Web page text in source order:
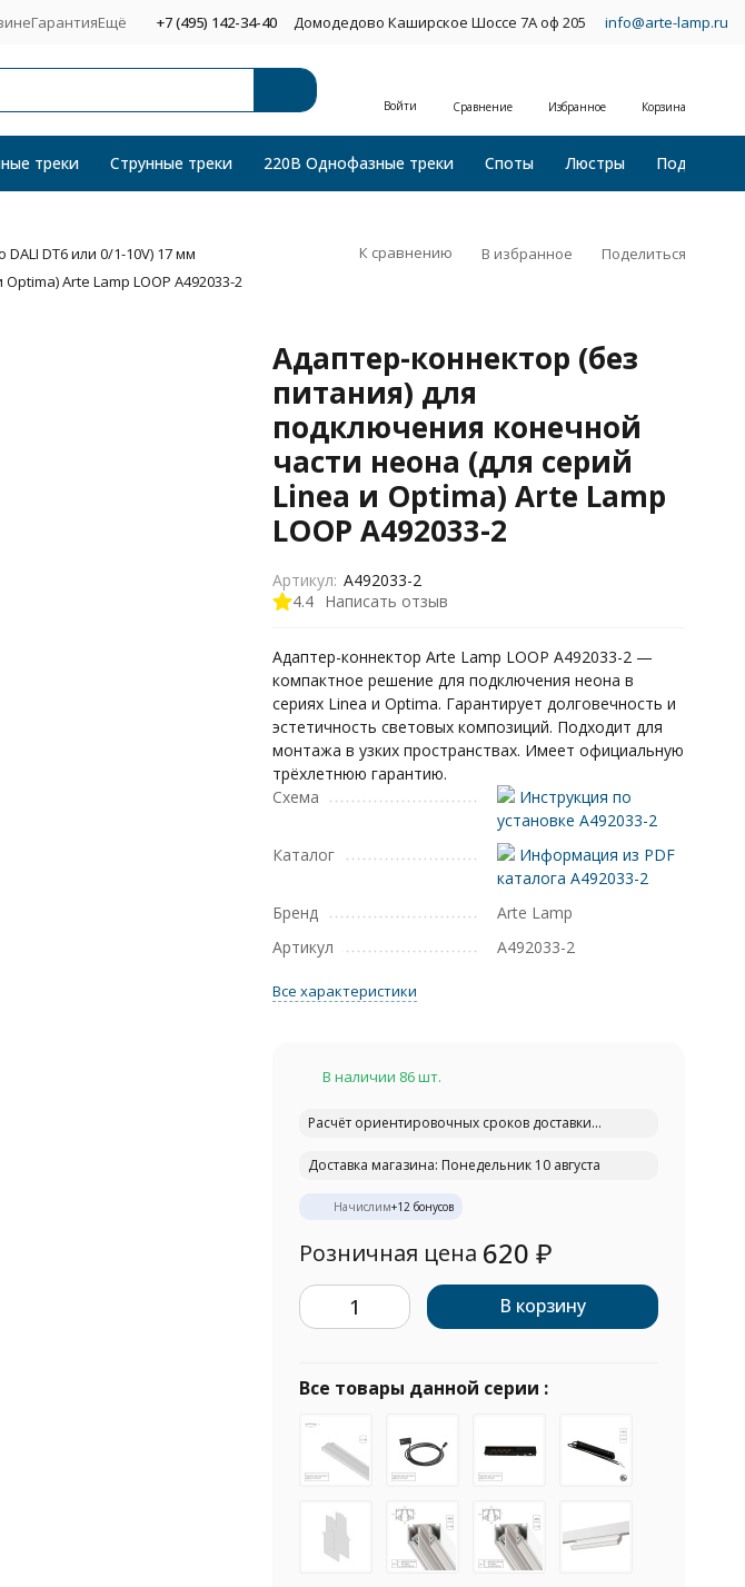
ГарантияЕщё +7 (495) 142-34-40 Домодедово Каширское Шоссе 7А оф 205 info@arte-lamp.ru
Войти Сравнение Избранное Корзина
треки Струнные треки 220В Однофазные треки Споты Люстры Подвесные
DT6 или 0/1-10V) 17 мм
Arte Lamp LOOP A492033-2
К сравнению В избранное Поделиться
Адаптер-коннектор (без
питания) для
подключения конечной
части неона (для серий
Linea и Optima) Arte Lamp
LOOP A492033-2
4.4 Написать отзыв
Артикул: A492033-2
Адаптер-коннектор Arte Lamp LOOP A492033-2 —
компактное решение для подключения неона в
сериях Linea и Optima. Гарантирует долговечность и
эстетичность световых композиций. Подходит для
монтажа в узких пространствах. Имеет официальную
трёхлетнюю гарантию.
Схема
Инструкция по
установке A492033-2
Каталог
Информация из PDF
каталога A492033-2
Бренд
Arte Lamp
Артикул
A492033-2
Все характеристики
В наличии 86 шт.
Расчёт ориентировочных сроков доставки...
Доставка магазина: Понедельник 10 августа
Начислим+12 бонусов
Розничная цена 620₽
В корзину
Все товары данной серии :